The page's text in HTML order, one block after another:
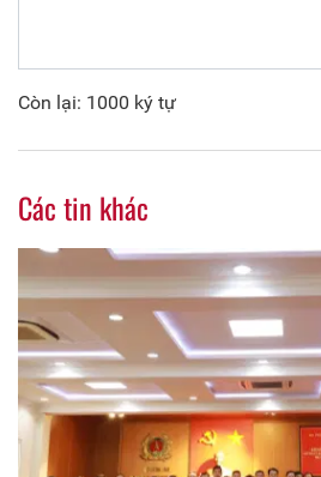
Còn lại: 1000 ký tự
Các tin khác